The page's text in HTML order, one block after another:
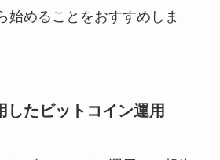
始めることをおすすめしま
したビットコイン運用